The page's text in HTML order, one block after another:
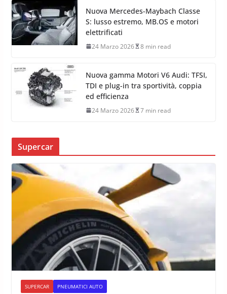
Nuova Mercedes-Maybach Classe
S: lusso estremo, MB.OS e motori
elettrificati
24 Marzo 2026 8 min read
Nuova gamma Motori V6 Audi: TFSI,
TDI e plug-in tra sportività, coppia
ed efficienza
24 Marzo 2026 7 min read
Supercar
SUPERCAR PNEUMATICI AUTO